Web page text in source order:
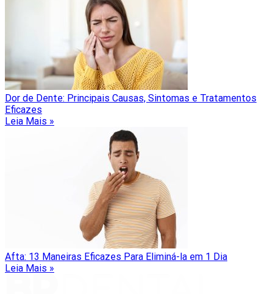
Dor de Dente: Principais Causas, Sintomas e Tratamentos
Eficazes
Leia Mais »
Afta: 13 Maneiras Eficazes Para Eliminá-la em 1 Dia
Leia Mais »